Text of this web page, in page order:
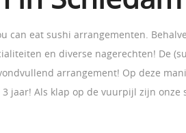
can eat sushi arrangementen.
en diverse nagerechten! De
arrangement! Op deze
jaar! Als klap op de vuurpijl zijn